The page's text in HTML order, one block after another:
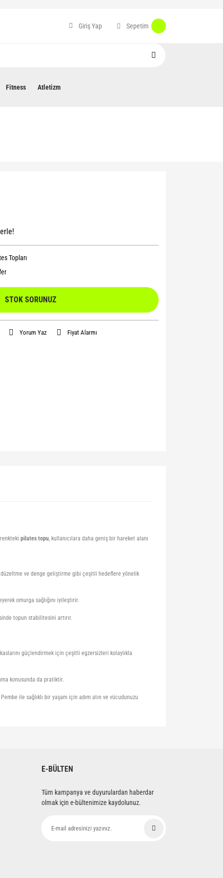
Giriş Yap Sepetim
Fitness Atletizm
Topları
STOK SORUNUZ
Yorum Yaz Fiyat Alarmı
pilates topu, kullanıcılara daha geniş bir hareket alanı
ve denge geliştirme gibi çeşitli hedeflere yönelik
omurga sağlığını iyileştirir.
topun stabilitesini artırır.
güçlendirmek için çeşitli egzersizleri kolaylıkla
konusunda da pratiktir.
ile sağlıklı bir yaşam için adım atın ve vücudunuzu
E-BÜLTEN
Tüm kampanya ve duyurulardan haberdar
olmak için e-bültenimize kaydolunuz.